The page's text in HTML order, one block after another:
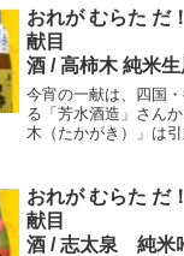
事・山田錦・純米吟
呑んで、おかわり！
てくるお酒だ。
おれが むらた だ
献目
酒 / 高柿木 純米
取り（徳島県）
肴 / 7品目の
今宵の一献は、四国
る「芳水酒造」さん
木（たかがき）」は
をお弟子さんが復活
の名酒を紹介。
おれが むらた だ
献目
酒 / 志太泉 純米